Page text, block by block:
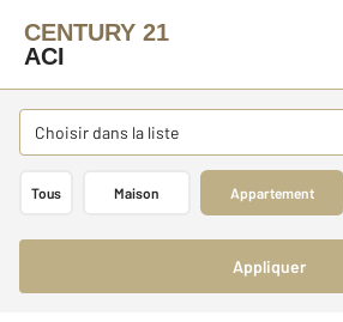
CENTURY 21
ACI
Choisir dans la liste
Tous Maison Appartement
Appliquer